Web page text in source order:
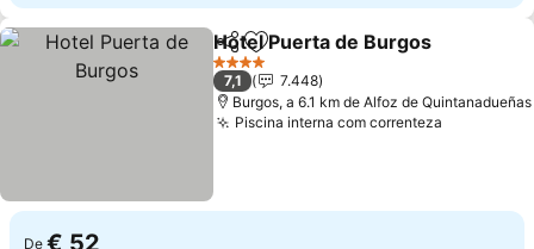
PartilharAdicionar aos favoritos
Hotel Puerta de Burgos
4 Estrelas
7,1
7.448
Burgos, a 6.1 km de Alfoz de Quintanadueñas
Piscina interna com correnteza
De € 52